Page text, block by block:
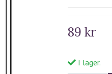
89 kr
I lager.